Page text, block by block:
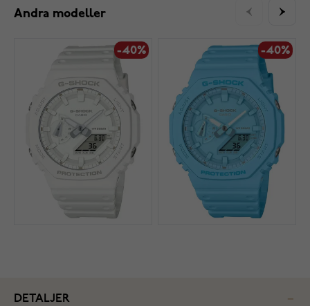
Andra modeller
-40% -40%
DETALJER